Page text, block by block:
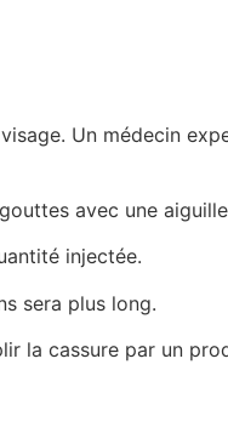
Un médecin
avec une
injectée.
sera plus long.
la cassure par un